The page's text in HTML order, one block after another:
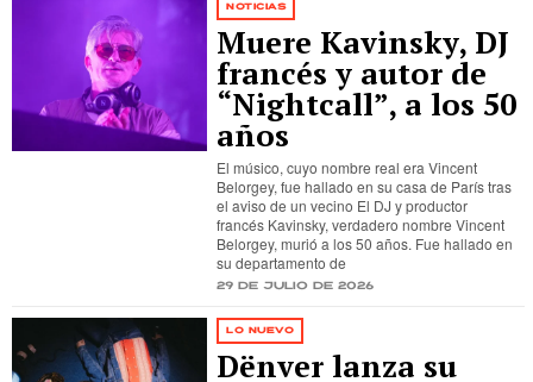
NOTICIAS
Muere Kavinsky, DJ
francés y autor de
“Nightcall”, a los 50
años
El músico, cuyo nombre real era Vincent
Belorgey, fue hallado en su casa de París tras
el aviso de un vecino El DJ y productor
francés Kavinsky, verdadero nombre Vincent
Belorgey, murió a los 50 años. Fue hallado en
su departamento de
29 de julio de 2026
LO NUEVO
Dënver lanza su